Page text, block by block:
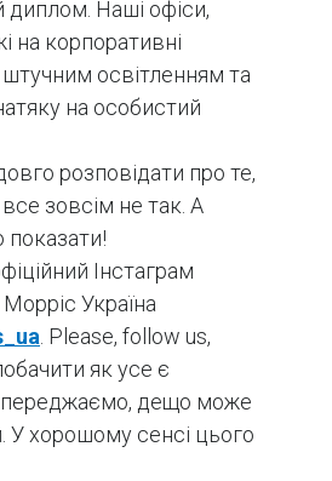
диплом. Наші офіси,
на корпоративні
освітленням та
на особистий
розповідати про те,
зовсім не так. А
Інстаграм
Україна
. Please, follow us,
як усе є
дещо може
У хорошому сенсі цього